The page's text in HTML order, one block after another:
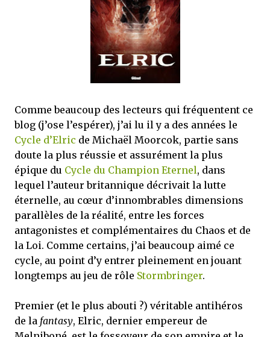
mettre sous tous les yeux. C'est cela...
Comme beaucoup des lecteurs qui fréquentent ce
blog (j’ose l’espérer), j’ai lu il y a des années le
Cycle d’Elric de Michaël Moorcok, partie sans
doute la plus réussie et assurément la plus
épique du Cycle du Champion Eternel, dans
lequel l’auteur britannique décrivait la lutte
éternelle, au cœur d’innombrables dimensions
parallèles de la réalité, entre les forces
antagonistes et complémentaires du Chaos et de
la Loi. Comme certains, j’ai beaucoup aimé ce
cycle, au point d’y entrer pleinement en jouant
longtemps au jeu de rôle Stormbringer.
Premier (et le plus abouti ?) véritable antihéros
de la fantasy, Elric, dernier empereur de